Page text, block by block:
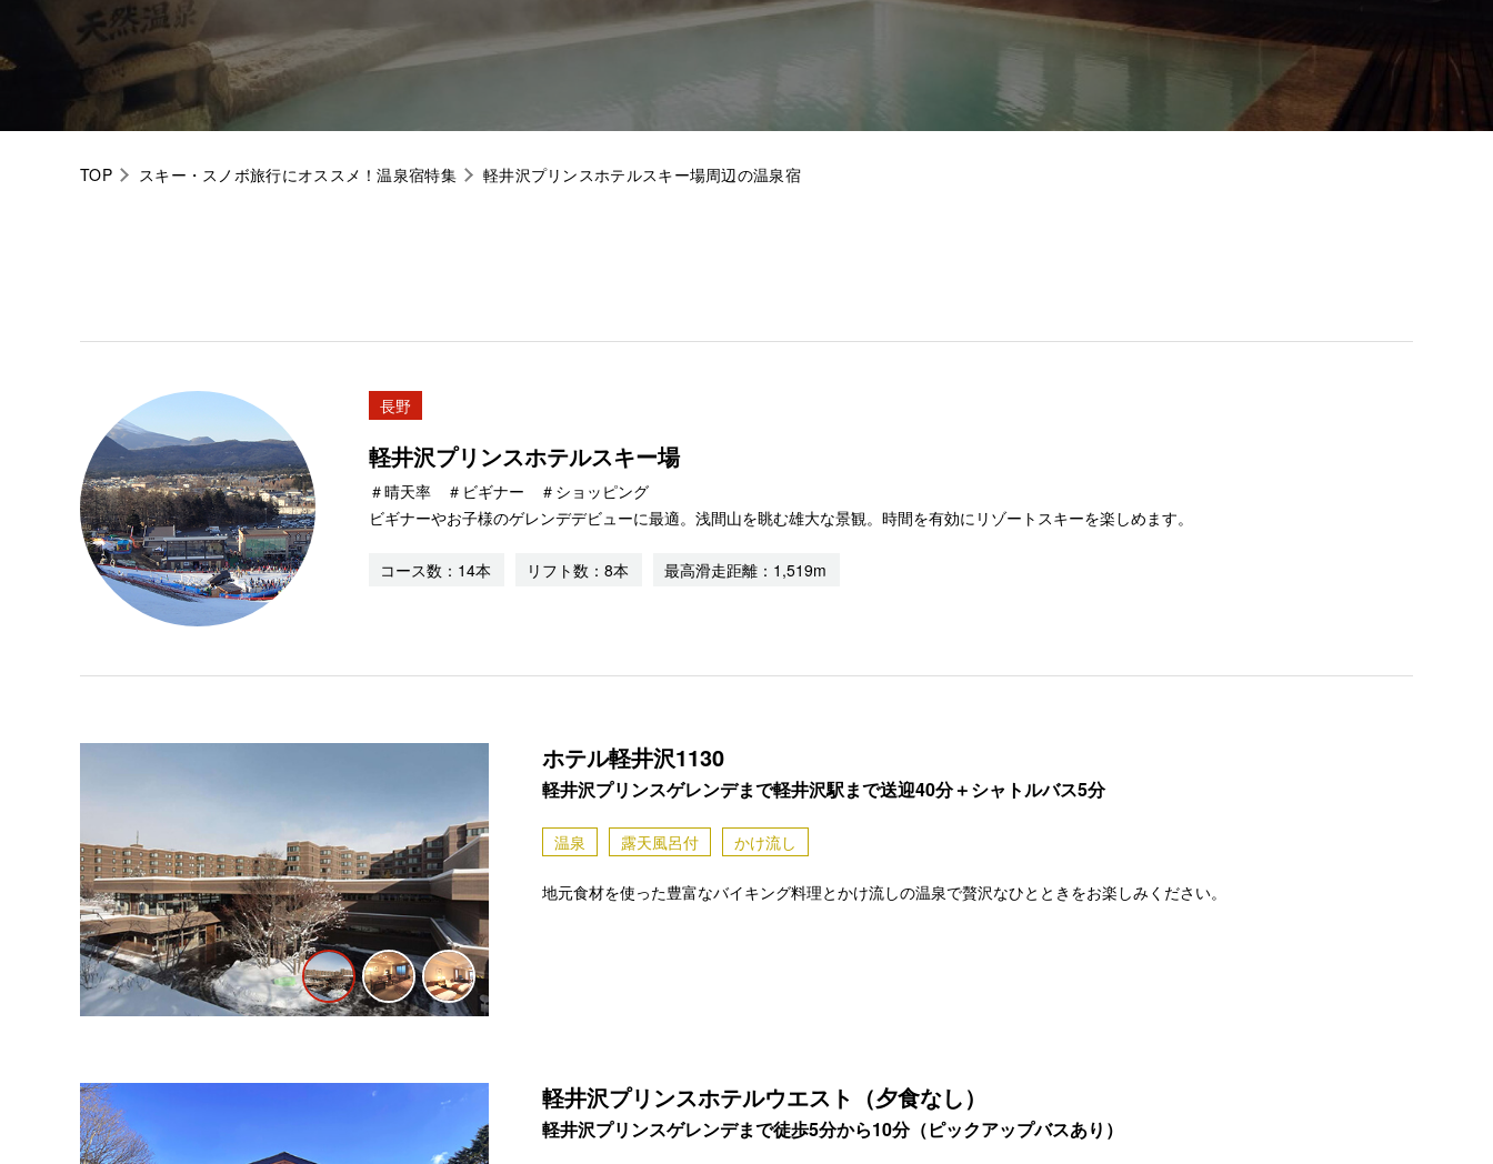
TOP スキー・スノボ旅行にオススメ！温泉宿特集 軽井沢プリンスホテルスキー場周辺の温泉宿
長野
軽井沢プリンスホテルスキー場
＃晴天率 ＃ビギナー ＃ショッピング
ビギナーやお子様のゲレンデデビューに最適。浅間山を眺む雄大な景観。時間を有効にリゾートスキーを楽しめます。
コース数：14本 リフト数：8本 最高滑走距離：1,519m
ホテル軽井沢1130
軽井沢プリンスゲレンデまで軽井沢駅まで送迎40分＋シャトルバス5分
温泉 露天風呂付 かけ流し
地元食材を使った豊富なバイキング料理とかけ流しの温泉で贅沢なひとときをお楽しみください。
軽井沢プリンスホテルウエスト（夕食なし）
軽井沢プリンスゲレンデまで徒歩5分から10分（ピックアップバスあり）